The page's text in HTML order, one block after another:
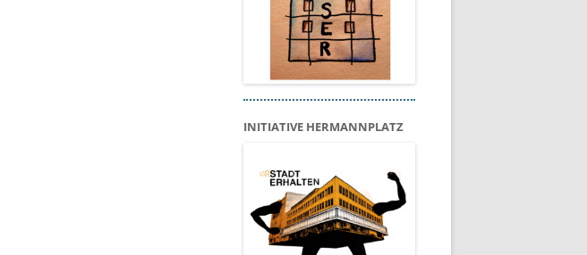
INITIATIVE HERMANNPLATZ